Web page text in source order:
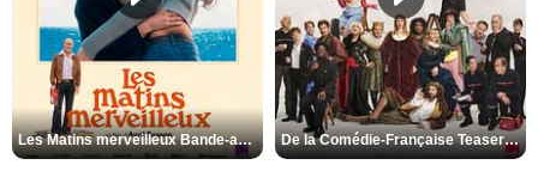
Les Matins merveilleux Bande-annonce VF De la Comédie-Française Teaser VF